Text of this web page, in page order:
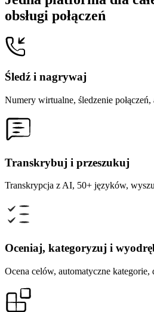
obsługi połączeń
Śledź i nagrywaj
Numery wirtualne, śledzenie połączeń,
Transkrybuj i przeszukuj
Transkrypcja z AI, 50+ języków,
Oceniaj, kategoryzuj i
Ocena celów, automatyczne kategorie,